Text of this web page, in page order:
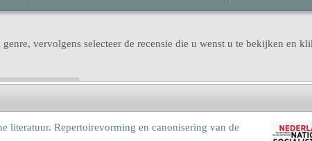
vervolgens selecteer de recensie die u wenst u te bekijken en
literatuur. Repertoirevorming en canonisering van de